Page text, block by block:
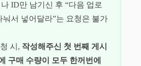
ID만 남기신 후 “다음 업로
눠서 넣어달라”는 요청은 불가
시, 작성해주신 첫 번째 게시
구매 수량이 모두 한꺼번에